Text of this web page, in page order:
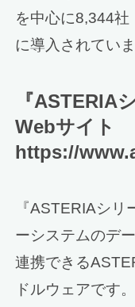
を中心に8,344
に導入されていま
『ASTERIA
Webサイト
https://
『ASTERIAシ
ーシステムのデ
連携できる
ドルウェアです